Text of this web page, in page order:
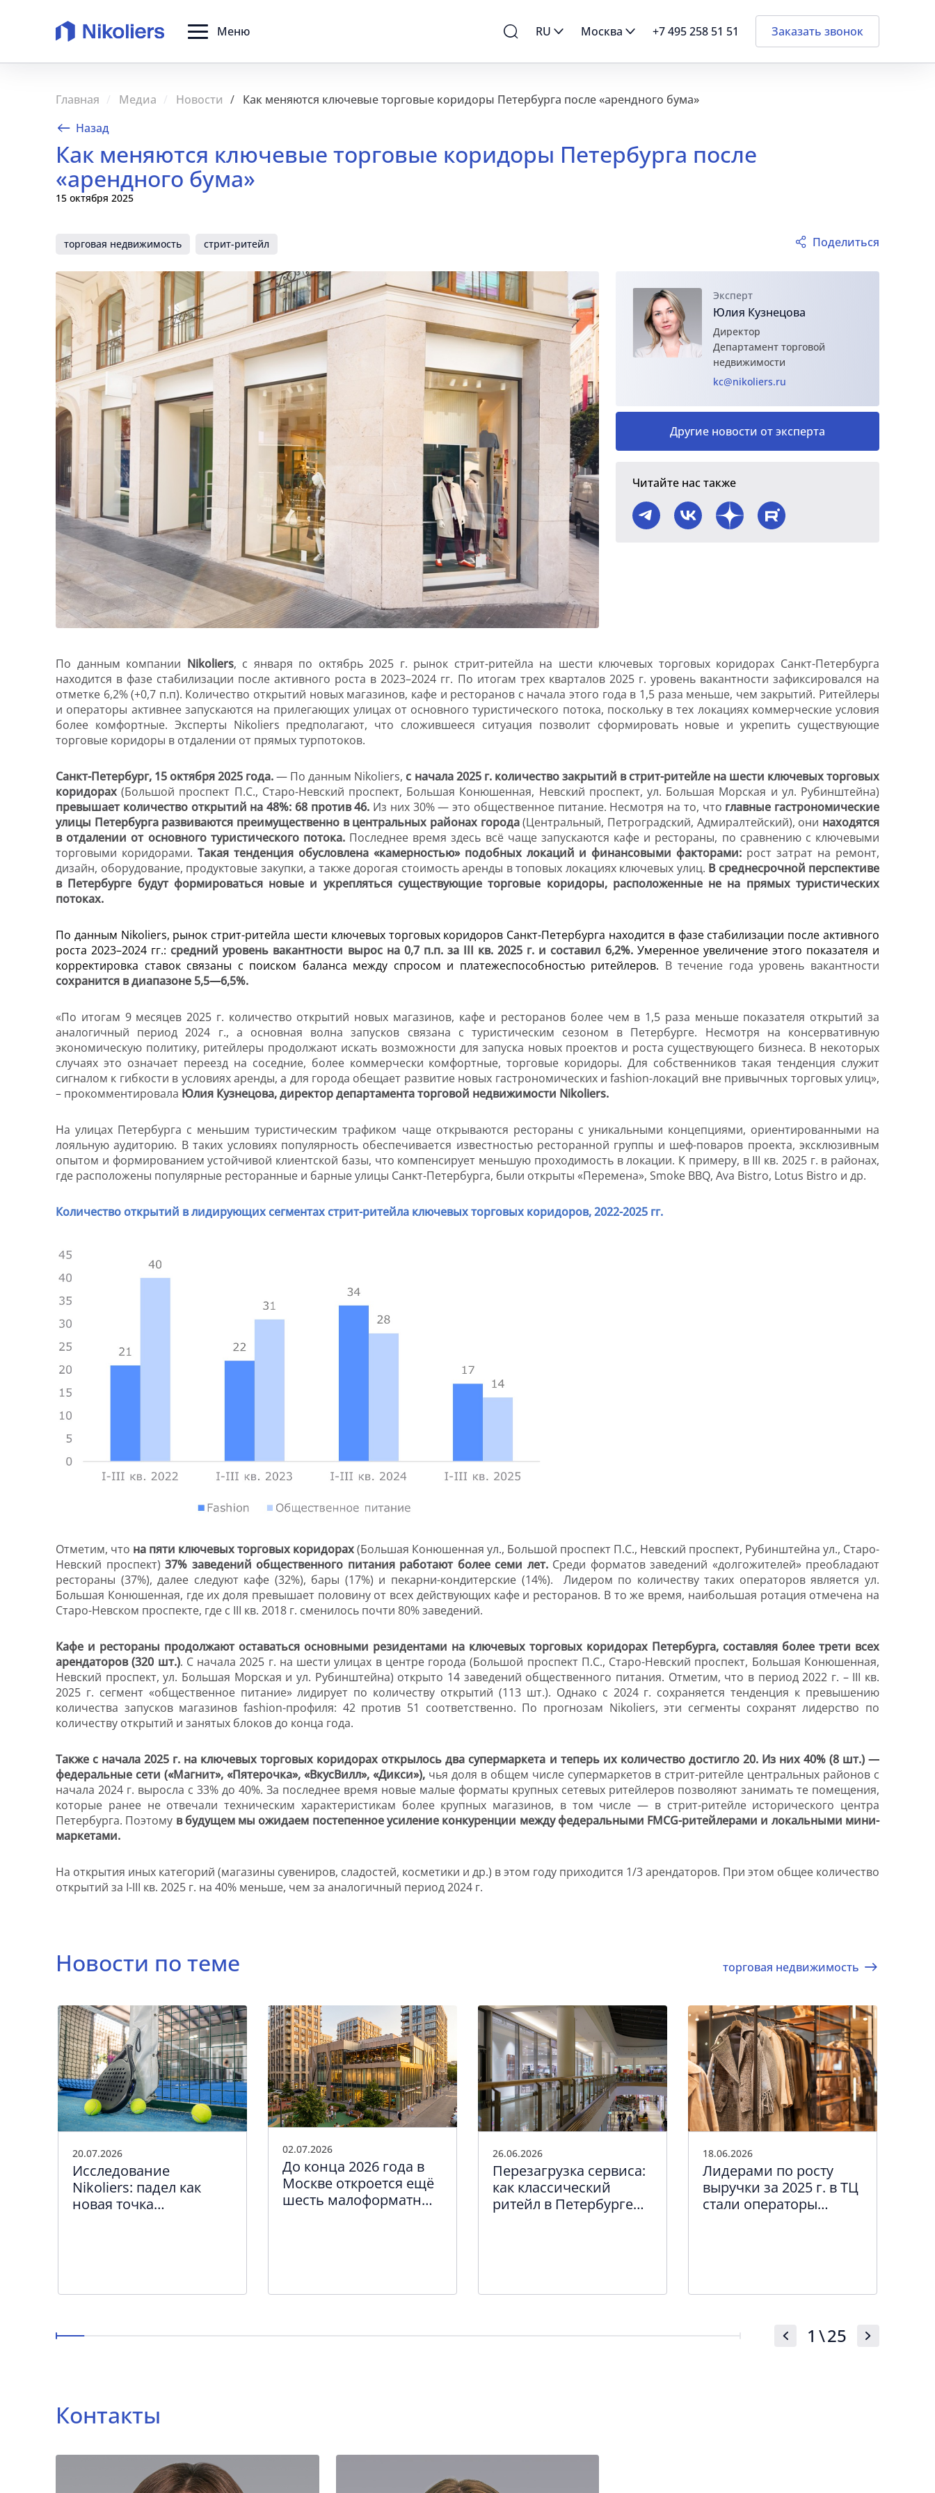
Меню RU Москва +7 495 258 51 51 Заказать звонок
Главная Медиа Новости
Как меняются ключевые торговые коридоры Петербурга после «арендного бума»
Назад
Как меняются ключевые торговые коридоры Петербурга после
«арендного бума»
15 октября 2025
Поделиться
торговая недвижимость стрит-ритейл
Эксперт
Юлия Кузнецова
Директор
Департамент торговой
недвижимости
kc@nikoliers.ru
Другие новости от эксперта
Читайте нас также
По данным компании Nikoliers, с января по октябрь 2025 г. рынок стрит-ритейла на шести ключевых торговых коридорах Санкт-Петербурга
находится в фазе стабилизации после активного роста в 2023–2024 гг. По итогам трех кварталов 2025 г. уровень вакантности зафиксировался на
отметке 6,2% (+0,7 п.п). Количество открытий новых магазинов, кафе и ресторанов с начала этого года в 1,5 раза меньше, чем закрытий. Ритейлеры
и операторы активнее запускаются на прилегающих улицах от основного туристического потока, поскольку в тех локациях коммерческие условия
более комфортные. Эксперты Nikoliers предполагают, что сложившееся ситуация позволит сформировать новые и укрепить существующие
торговые коридоры в отдалении от прямых турпотоков.
Санкт-Петербург, 15 октября 2025 года.— По данным Nikoliers, с начала 2025 г. количество закрытий в стрит-ритейле на шести ключевых торговых
коридорах (Большой проспект П.С., Старо-Невский проспект, Большая Конюшенная, Невский проспект, ул. Большая Морская и ул. Рубинштейна)
превышает количество открытий на 48%: 68 против 46. Из них 30% — это общественное питание. Несмотря на то, что главные гастрономические
улицы Петербурга развиваются преимущественно в центральных районах города(Центральный, Петроградский, Адмиралтейский), они находятся
в отдалении от основного туристического потока.Последнее время здесь всё чаще запускаются кафе и рестораны, по сравнению с ключевыми
торговыми коридорами. Такая тенденция обусловлена «камерностью» подобных локаций и финансовыми факторами: рост затрат на ремонт,
дизайн, оборудование, продуктовые закупки, а также дорогая стоимость аренды в топовых локациях ключевых улиц. В среднесрочной перспективе
в Петербурге будут формироваться новые и укрепляться существующие торговые коридоры, расположенные не на прямых туристических
потоках.
По данным Nikoliers, рынок стрит-ритейла шести ключевых торговых коридоров Санкт-Петербурга находится в фазе стабилизации после активного
роста 2023–2024 гг.: средний уровень вакантности вырос на 0,7 п.п. за III кв. 2025 г. и составил 6,2%. Умеренное увеличение этого показателя и
корректировка ставок связаны с поиском баланса между спросом и платежеспособностью ритейлеров. В течение года уровень вакантности
сохранится в диапазоне 5,5—6,5%.
«По итогам 9 месяцев 2025 г. количество открытий новых магазинов, кафе и ресторанов более чем в 1,5 раза меньше показателя открытий за
аналогичный период 2024 г., а основная волна запусков связана с туристическим сезоном в Петербурге. Несмотря на консервативную
экономическую политику, ритейлеры продолжают искать возможности для запуска новых проектов и роста существующего бизнеса. В некоторых
случаях это означает переезд на соседние, более коммерчески комфортные, торговые коридоры. Для собственников такая тенденция служит
сигналом к гибкости в условиях аренды, а для города обещает развитие новых гастрономических и fashion-локаций вне привычных торговых улиц»,
– прокомментировала Юлия Кузнецова, директор департамента торговой недвижимости Nikoliers.
На улицах Петербурга с меньшим туристическим трафиком чаще открываются рестораны с уникальными концепциями, ориентированными на
лояльную аудиторию. В таких условиях популярность обеспечивается известностью ресторанной группы и шеф-поваров проекта, эксклюзивным
опытом и формированием устойчивой клиентской базы, что компенсирует меньшую проходимость в локации. К примеру, в III кв. 2025 г. в районах,
где расположены популярные ресторанные и барные улицы Санкт-Петербурга, были открыты «Перемена», Smoke BBQ, Ava Bistro, Lotus Bistro и др.
Количество открытий в лидирующих сегментах стрит-ритейла ключевых торговых коридоров, 2022-2025 гг.
Отметим, что на пяти ключевых торговых коридорах(Большая Конюшенная ул., Большой проспект П.С., Невский проспект, Рубинштейна ул., Старо-
Невский проспект) 37% заведений общественного питания работают более семи лет.Среди форматов заведений «долгожителей» преобладают
рестораны (37%), далее следуют кафе (32%), бары (17%) и пекарни-кондитерские (14%). Лидером по количеству таких операторов является ул.
Большая Конюшенная, где их доля превышает половину от всех действующих кафе и ресторанов. В то же время, наибольшая ротация отмечена на
Старо-Невском проспекте, где с III кв. 2018 г. сменилось почти 80% заведений.
Кафе и рестораны продолжают оставаться основными резидентами на ключевых торговых коридорах Петербурга, составляя более трети всех
арендаторов (320 шт.). С начала 2025 г. на шести улицах в центре города(Большой проспект П.С., Старо-Невский проспект, Большая Конюшенная,
Невский проспект, ул. Большая Морская и ул. Рубинштейна) открыто 14 заведений общественного питания. Отметим, что в период 2022 г. – III кв.
2025 г. сегмент «общественное питание» лидирует по количеству открытий (113 шт.). Однако с 2024 г. сохраняется тенденция к превышению
количества запусков магазинов fashion-профиля: 42 против 51 соответственно. По прогнозам Nikoliers, эти сегменты сохранят лидерство по
количеству открытий и занятых блоков до конца года.
Также с начала 2025 г. на ключевых торговых коридорах открылось два супермаркета и теперь их количество достигло 20. Из них 40% (8 шт.) —
федеральные сети («Магнит», «Пятерочка», «ВкусВилл», «Дикси»), чья доля в общем числе супермаркетов в стрит-ритейле центральных районов с
начала 2024 г. выросла с 33% до 40%. За последнее время новые малые форматы крупных сетевых ритейлеров позволяют занимать те помещения,
которые ранее не отвечали техническим характеристикам более крупных магазинов, в том числе — в стрит-ритейле исторического центра
Петербурга. Поэтому в будущем мы ожидаем постепенное усиление конкуренции между федеральными FMCG-ритейлерами и локальными мини-
маркетами.
На открытия иных категорий (магазины сувениров, сладостей, косметики и др.) в этом году приходится 1/3 арендаторов. При этом общее количество
открытий за I-III кв. 2025 г. на 40% меньше, чем за аналогичный период 2024 г.
Новости по теме торговая недвижимость
20.07.2026
Исследование
Nikoliers: падел как
новая точка
02.07.2026
До конца 2026 года в
Москве откроется ещё
шесть малоформатных
26.06.2026
Перезагрузка сервиса:
как классический
ритейл в Петербурге
18.06.2026
Лидерами по росту
выручки за 2025 г. в ТЦ
стали операторы
1 \25
Контакты